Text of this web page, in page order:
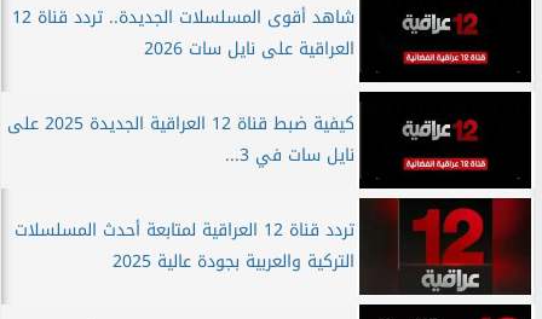
شاهد أقوى المسلسلات الجديدة.. تردد قناة 12
العراقية على نايل سات 2026
كيفية ضبط قناة 12 العراقية الجديدة 2025 على
نايل سات في 3...
تردد قناة 12 العراقية لمتابعة أحدث المسلسلات
التركية والعربية بجودة عالية 2025